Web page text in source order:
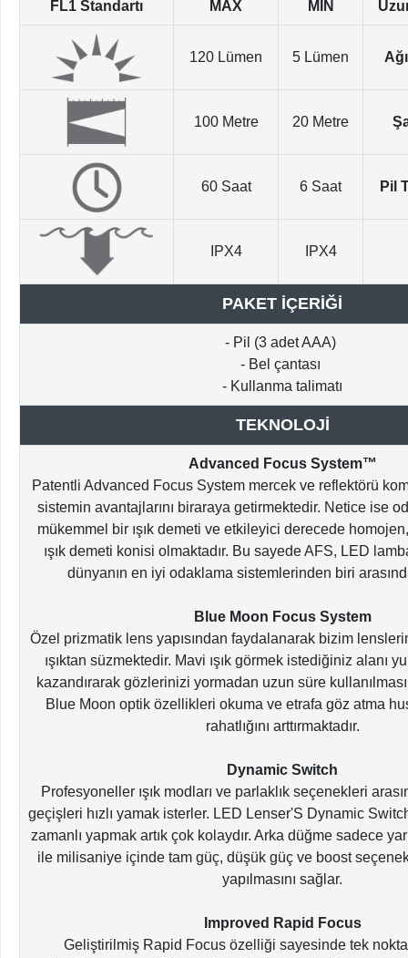
FL1 Standartı MAX MIN
120 Lümen 5 Lümen
100 Metre 20 Metre
60 Saat 6 Saat Pil
IPX4 IPX4
PAKET İÇERİĞİ
- Pil (3 adet AAA)
- Bel çantası
- Kullanma talimatı
TEKNOLOJİ
Advanced Focus System™
Patentli Advanced Focus System mercek ve reflektörü
sistemin avantajlarını biraraya getirmektedir. Netice ise
mükemmel bir ışık demeti ve etkileyici derecede
ışık demeti konisi olmaktadır. Bu sayede AFS, LED
dünyanın en iyi odaklama sistemlerinden biri
Blue Moon Focus System
Özel prizmatik lens yapısından faydalanarak bizim
ışıktan süzmektedir. Mavi ışık görmek istediğiniz alanı
kazandırarak gözlerinizi yormadan uzun süre
Blue Moon optik özellikleri okuma ve etrafa göz atma
rahatlığını arttırmaktadır.
Dynamic Switch
Profesyoneller ışık modları ve parlaklık seçenekleri
geçişleri hızlı yamak isterler. LED Lenser'S Dynamic
zamanlı yapmak artık çok kolaydır. Arka düğme sadece
ile milisaniye içinde tam güç, düşük güç ve boost
yapılmasını sağlar.
Improved Rapid Focus
Geliştirilmiş Rapid Focus özelliği sayesinde tek